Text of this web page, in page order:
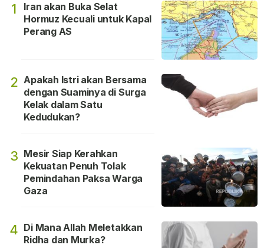
1
Iran akan Buka Selat
Hormuz Kecuali untuk Kapal
Perang AS
2 Apakah Istri akan Bersama
dengan Suaminya di Surga
Kelak dalam Satu
Kedudukan?
3 Mesir Siap Kerahkan
Kekuatan Penuh Tolak
Pemindahan Paksa Warga
Gaza
4 Di Mana Allah Meletakkan
Ridha dan Murka?